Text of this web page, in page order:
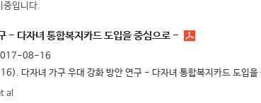
중입니다.
- 다자녀 통합복지카드 도입을 중심으로 -
08-16
다자녀 가구 우대 강화 방안 연구 - 다자녀 통합복지카드 도입
al